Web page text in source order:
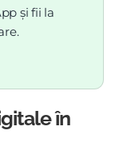
și fii la
în